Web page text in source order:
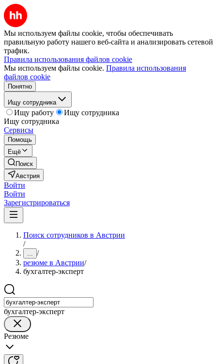
Мы используем файлы cookie, чтобы обеспечивать
правильную работу нашего веб-сайта и анализировать сетевой
трафик.
Правила использования файлов cookie
Мы используем файлы cookie. Правила использования
файлов cookie
Понятно
Ищу сотрудника
Ищу работу
Ищу сотрудника
Ищу сотрудника
Сервисы
Помощь
Ещё
Поиск
Австрия
Войти
Войти
Зарегистрироваться
Поиск сотрудников в Австрии
/
... /
резюме в Австрии/
бухгалтер-эксперт
бухгалтер-эксперт
Резюме